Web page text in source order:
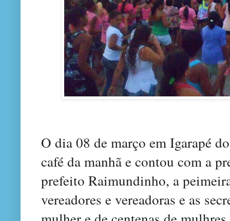
O dia 08 de março em Igarapé
café da manhã e contou com a
prefeito Raimundinho, a
vereadores e vereadoras e as